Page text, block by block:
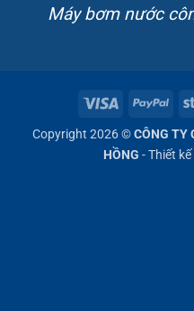
Máy bơm nước
Visa
Copyright 2026 ©CÔNG TY
HỒNG - Thiết